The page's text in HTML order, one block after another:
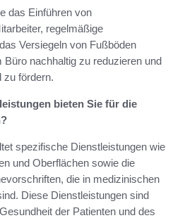
das Einführen von
regelmäßige
Versiegeln von Fußböden
nachhaltig zu reduzieren und
zu fördern.
bieten Sie für die
spezifische Dienstleistungen wie
und Oberflächen sowie die
die in medizinischen
Diese Dienstleistungen sind
der Patienten und des